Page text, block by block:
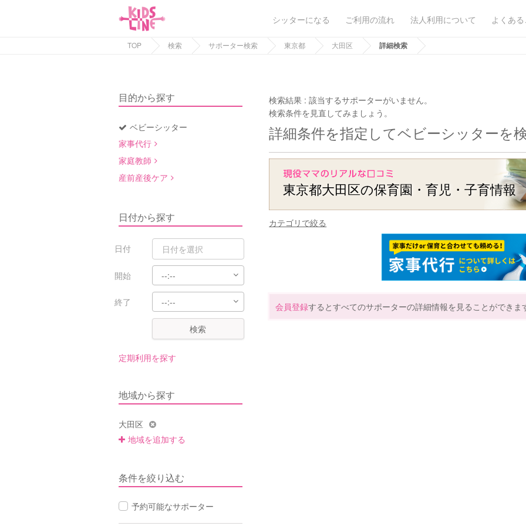
シッターになる ご利用の流れ 法人利用について よくあ
TOP 検索 サポーター検索 東京都 大田区 詳細検索
目的から探す
ベビーシッター
家事代行
家庭教師
産前産後ケア
日付から探す
日付
開始
終了
検索
定期利用を探す
地域から探す
大田区
地域を追加する
条件を絞り込む
予約可能なサポーター
検索結果 :該当するサポーターがいません。
検索条件を見直してみましょう。
詳細条件を指定してベビーシッターを
東京都大田区の保育園・育児・子育情報
カテゴリで絞る
会員登録するとすべてのサポーターの詳細情報を見ることができま